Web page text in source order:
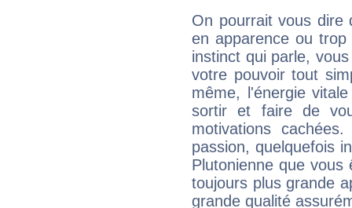
On pourrait vous dire
en apparence ou
instinct qui parle,
votre pouvoir tout
même, l'énergie
sortir et faire de
motivations
passion, quelquefois
Plutonienne que
toujours plus grande
grande qualité